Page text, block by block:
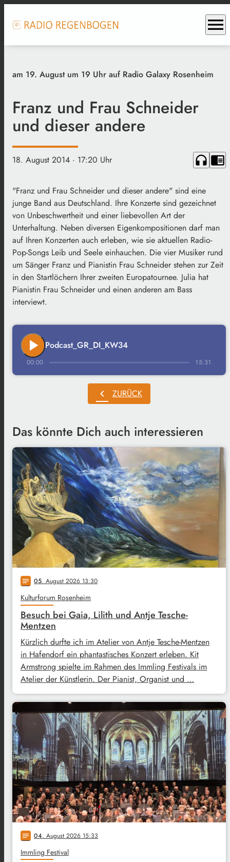
menu
am 19. August um 19 Uhr auf Radio Galaxy Rosenheim
Franz und Frau Schneider
und dieser andere
18. August 2014 · 17:20 Uhr headphones chrome_reader_mode
"Franz und Frau Schneider und dieser andere" sind eine
junge Band aus Deutschland. Ihre Konzerte sind gezeichnet
von Unbeschwertheit und einer liebevollen Art der
Unterhaltung. Neben diversen Eigenkompositionen darf man
auf Ihren Konzerten auch erleben, wie sie aktuellen Radio-
Pop-Songs Leib und Seele einhauchen. Die vier Musiker rund
um Sänger Franz und Pianistin Frau Schneider stehen zur Zeit
in den Startlöchern Ihrer zweiten Europatournee. Julia hat
Pianistin Frau Schneider und einen anderen am Bass
interviewt.
play_arrow Podcast_GR_DI_KW34
00:00 15:31
chevron_left ZURÜCK
Das könnte Dich auch interessieren
notes 05. August 2026 13:30
Kulturforum Rosenheim
Besuch bei Gaia, Lilith und Antje Tesche-
Mentzen
Kürzlich durfte ich im Atelier von Antje Tesche-Mentzen
in Hafendorf ein phantastisches Konzert erleben. Kit
Armstrong spielte im Rahmen des Immling Festivals im
Atelier der Künstlerin. Der Pianist, Organist und …
notes 04. August 2026 15:33
Immling Festival